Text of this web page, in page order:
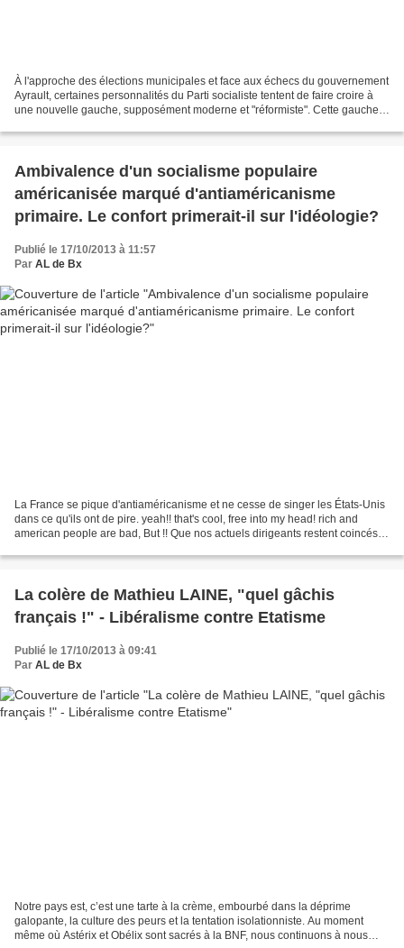
À l'approche des élections municipales et face aux échecs du gouvernement
Ayrault, certaines personnalités du Parti socialiste tentent de faire croire à
une nouvelle gauche, supposément moderne et "réformiste". Cette gauche
Ambivalence d'un socialisme populaire
américanisée marqué d'antiaméricanisme
primaire. Le confort primerait-il sur l'idéologie?
Publié le 17/10/2013 à 11:57
Par AL de Bx
La France se pique d'antiaméricanisme et ne cesse de singer les États-Unis
dans ce qu'ils ont de pire. yeah!! that's cool, free into my head! rich and
american people are bad, But !! Que nos actuels dirigeants restent coincés
La colère de Mathieu LAINE, "quel gâchis
français !" - Libéralisme contre Etatisme
Publié le 17/10/2013 à 09:41
Par AL de Bx
Notre pays est, c’est une tarte à la crème, embourbé dans la déprime
galopante, la culture des peurs et la tentation isolationniste. Au moment
même où Astérix et Obélix sont sacrés à la BNF, nous continuons à nous